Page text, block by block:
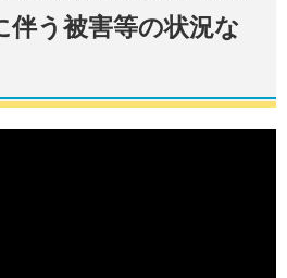
伴う被害等の状況な